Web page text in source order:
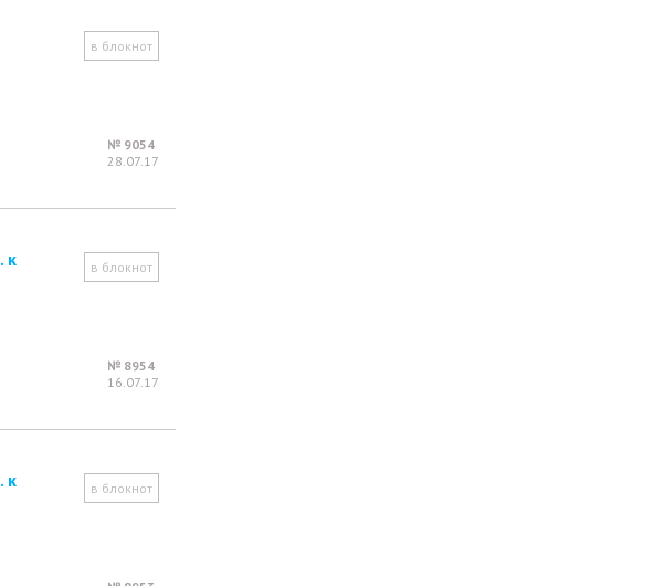
в блокнот
№ 9054
28.07.17
в блокнот
№ 8954
16.07.17
в блокнот